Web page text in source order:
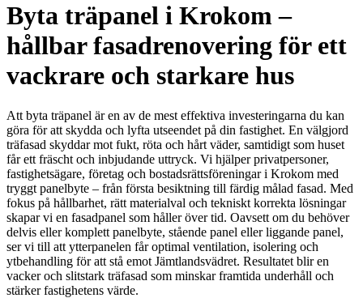
Byta träpanel i Krokom –
hållbar fasadrenovering för ett
vackrare och starkare hus
Att byta träpanel är en av de mest effektiva investeringarna du kan
göra för att skydda och lyfta utseendet på din fastighet. En välgjord
träfasad skyddar mot fukt, röta och hårt väder, samtidigt som huset
får ett fräscht och inbjudande uttryck. Vi hjälper privatpersoner,
fastighetsägare, företag och bostadsrättsföreningar i Krokom med
tryggt panelbyte – från första besiktning till färdig målad fasad. Med
fokus på hållbarhet, rätt materialval och tekniskt korrekta lösningar
skapar vi en fasadpanel som håller över tid. Oavsett om du behöver
delvis eller komplett panelbyte, stående panel eller liggande panel,
ser vi till att ytterpanelen får optimal ventilation, isolering och
ytbehandling för att stå emot Jämtlandsvädret. Resultatet blir en
vacker och slitstark träfasad som minskar framtida underhåll och
stärker fastighetens värde.